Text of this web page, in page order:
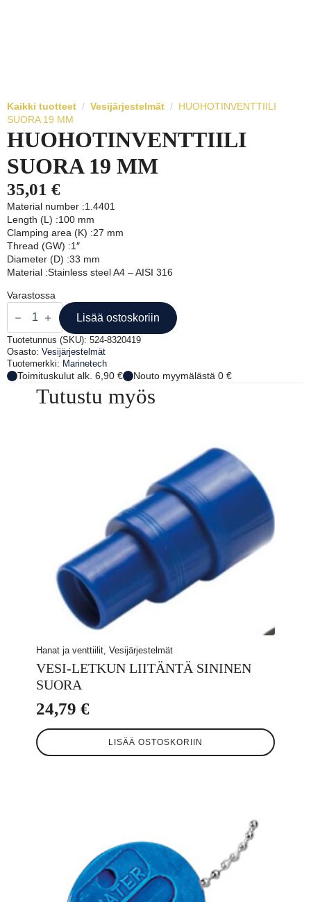
Kaikki tuotteet Vesijärjestelmät
HUOHOTINVENTTIILI
SUORA 19 MM
HUOHOTINVENTTIILI
SUORA 19 MM
35,01 €
Material number :1.4401
Length (L) :100 mm
Clamping area (K) :27 mm
Thread (GW) :1″
Diameter (D) :33 mm
Material :Stainless steel A4 – AISI 316
Varastossa
HUOHOTINVENTTIILI
SUORA
19
MM
määrä
Lisää ostoskoriin
Tuotetunnus (SKU): 524-8320419
Osasto: Vesijärjestelmät
Tuotemerkki: Marinetech
Toimituskulut alk. 6,90 € Nouto myymälästä 0 €
Tutustu myös
Hanat ja venttiilit, Vesijärjestelmät
VESI-LETKUN LIITÄNTÄ SININEN
SUORA
24,79 €
LISÄÄ OSTOSKORIIN